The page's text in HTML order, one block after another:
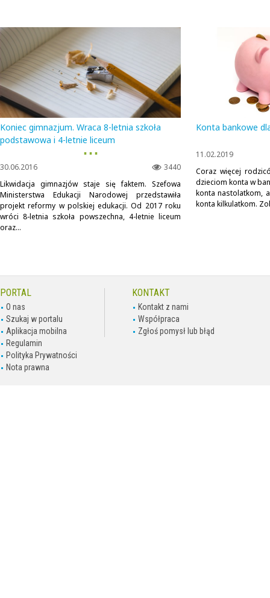
Koniec gimnazjum. Wraca 8-letnia szkoła
podstawowa i 4-letnie liceum
▪ ▪ ▪
3440
30.06.2016
Likwidacja gimnazjów staje się faktem. Szefowa
Ministerstwa Edukacji Narodowej przedstawiła
projekt reformy w polskiej edukacji. Od 2017 roku
wróci 8-letnia szkoła powszechna, 4-letnie liceum
oraz...
Konta bankowe
11.02.2019
Coraz więcej
dzieciom konta w
konta nastolatkom,
konta kilkulatkom.
PORTAL
O nas
Szukaj w portalu
Aplikacja mobilna
Regulamin
Polityka Prywatności
Nota prawna
KONTAKT
Kontakt z nami
Współpraca
Zgłoś pomysł lub błąd